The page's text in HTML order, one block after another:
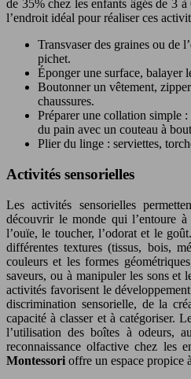
de 35% chez les enfants âgés de 3 à
l’endroit idéal pour réaliser ces
Transvaser des graines ou de
pichet.
Éponger une surface, balayer
Boutonner un vêtement,
chaussures.
Préparer une collation simple
du pain avec un couteau à
Plier du linge : serviettes,
Activités sensorielles
Les activités sensorielles
découvrir le monde qui l’entoure
l’ouïe, le toucher, l’odorat et le
différentes textures (tissus, bois,
couleurs et les formes
saveurs, ou à manipuler les sons et
activités favorisent le
discrimination sensorielle, de la
capacité à classer et à catégoriser.
l’utilisation des boîtes à odeurs,
reconnaissance olfactive chez les
Montessori offre un espace propice